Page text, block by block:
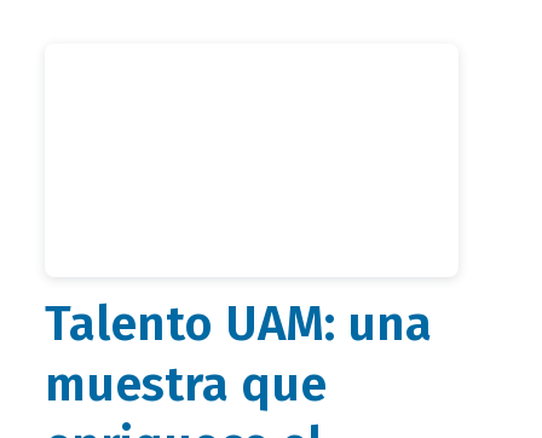
Talento UAM: una
muestra que